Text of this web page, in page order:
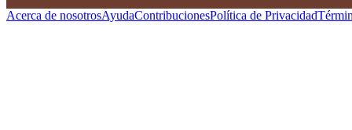
Acerca de nosotrosAyudaContribucionesPolítica de Privacidad